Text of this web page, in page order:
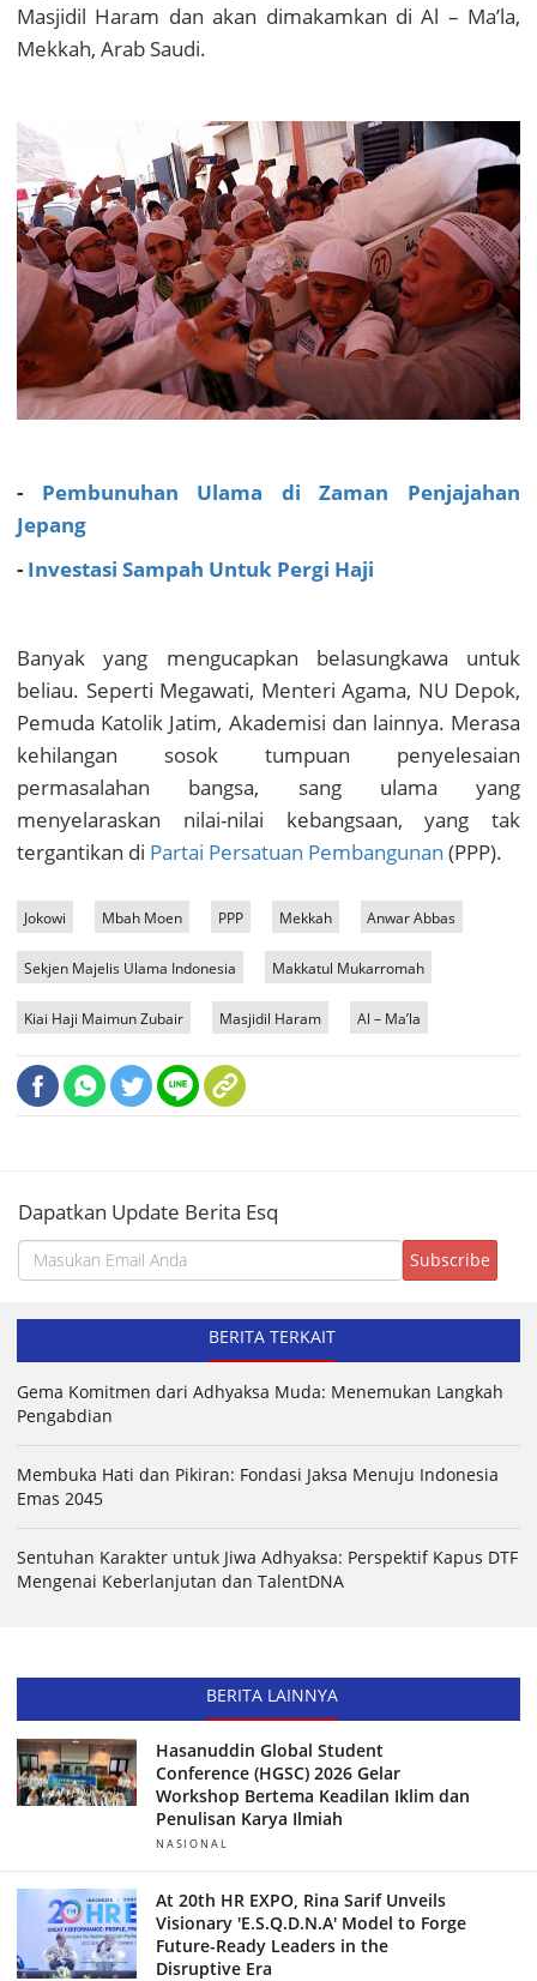
Masjidil Haram dan akan dimakamkan di Al – Ma’la,
Mekkah, Arab Saudi.
-
Pembunuhan Ulama di Zaman Penjajahan
Jepang
- Investasi Sampah Untuk Pergi Haji
Banyak yang mengucapkan belasungkawa untuk
beliau. Seperti Megawati, Menteri Agama, NU Depok,
Pemuda Katolik Jatim, Akademisi dan lainnya. Merasa
kehilangan sosok tumpuan penyelesaian
permasalahan bangsa, sang ulama yang
menyelaraskan nilai-nilai kebangsaan, yang tak
tergantikan di Partai Persatuan Pembangunan (PPP).
Jokowi Mbah Moen PPP Mekkah Anwar Abbas
Sekjen Majelis Ulama Indonesia Makkatul Mukarromah
Kiai Haji Maimun Zubair Masjidil Haram Al – Ma’la
Dapatkan Update Berita Esq
BERITA TERKAIT
Gema Komitmen dari Adhyaksa Muda: Menemukan Langkah
Pengabdian
Membuka Hati dan Pikiran: Fondasi Jaksa Menuju Indonesia
Emas 2045
Sentuhan Karakter untuk Jiwa Adhyaksa: Perspektif Kapus DTF
Mengenai Keberlanjutan dan TalentDNA
BERITA LAINNYA
Hasanuddin Global Student
Conference (HGSC) 2026 Gelar
Workshop Bertema Keadilan Iklim dan
Penulisan Karya Ilmiah
NASIONAL
At 20th HR EXPO, Rina Sarif Unveils
Visionary 'E.S.Q.D.N.A' Model to Forge
Future-Ready Leaders in the
Disruptive Era